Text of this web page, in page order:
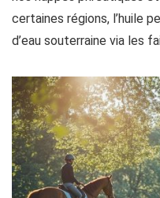
certaines régions, l’huile
d’eau souterraine via les